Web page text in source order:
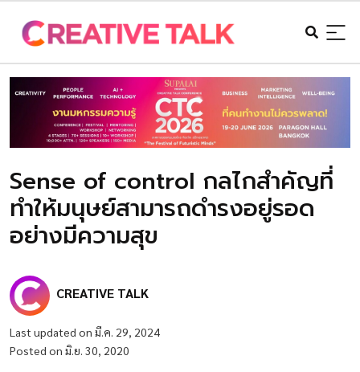
Sense of control กลไกสำคัญที่
ทำให้มนุษย์สามารถดำรงอยู่รอด
อย่างมีความสุข
CREATIVE TALK
Last updated on มี.ค. 29, 2024
Posted on มิ.ย. 30, 2020